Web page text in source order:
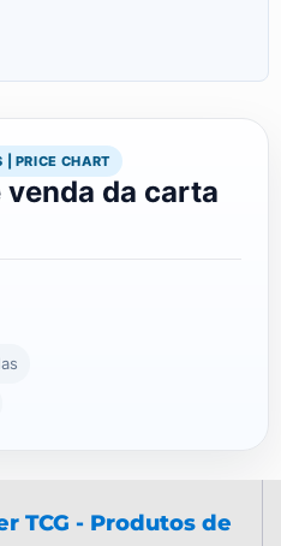
PRICE CHART
venda da carta
TCG - Produtos de